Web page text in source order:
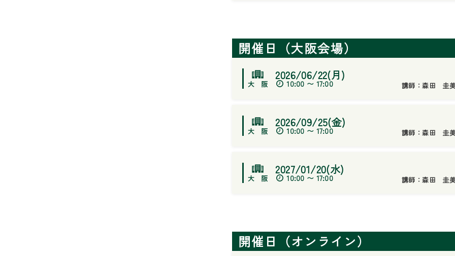
開催日（大阪会場）
2026/06/22(月)
10:00 〜 17:00 講師：森田 圭
2026/09/25(金)
10:00 〜 17:00 講師：森田 圭
2027/01/20(水)
10:00 〜 17:00 講師：森田 圭
開催日（オンライン）